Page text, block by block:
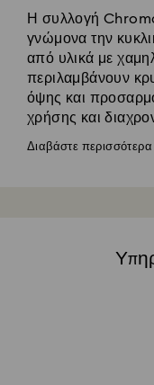
Η συλλογή
γνώμονα την
από υλικά με
περιλαμβάνουν
όψης και
χρήσης και
Διαβάστε περισσότερα